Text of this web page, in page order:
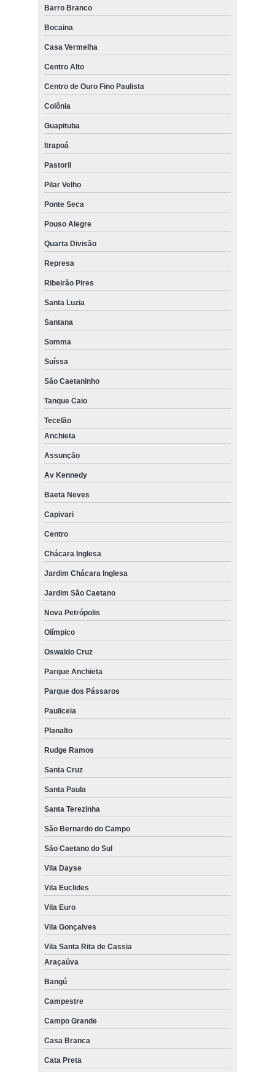
Barro Branco
Bocaina
Casa Vermelha
Centro Alto
Centro de Ouro Fino Paulista
Colônia
Guapituba
Itrapoá
Pastoril
Pilar Velho
Ponte Seca
Pouso Alegre
Quarta Divisão
Represa
Ribeirão Pires
Santa Luzia
Santana
Somma
Suíssa
São Caetaninho
Tanque Caio
Tecelão
Anchieta
Assunção
Av Kennedy
Baeta Neves
Capivari
Centro
Chácara Inglesa
Jardim Chácara Inglesa
Jardim São Caetano
Nova Petrópolis
Olímpico
Oswaldo Cruz
Parque Anchieta
Parque dos Pássaros
Pauliceia
Planalto
Rudge Ramos
Santa Cruz
Santa Paula
Santa Terezinha
São Bernardo do Campo
São Caetano do Sul
Vila Dayse
Vila Euclides
Vila Euro
Vila Gonçalves
Vila Santa Rita de Cassia
Araçaúva
Bangú
Campestre
Campo Grande
Casa Branca
Cata Preta